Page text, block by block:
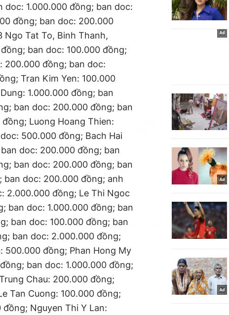
doc: 1.000.000 đồng; ban doc:
đồng; ban doc: 200.000
Ngo Tat To, Binh Thanh,
ban doc: 100.000 đồng;
200.000 đồng; ban doc:
Tran Kim Yen: 100.000
1.000.000 đồng; ban
ban doc: 200.000 đồng; ban
Luong Hoang Thien:
500.000 đồng; Bach Hai
doc: 200.000 đồng; ban
ban doc: 200.000 đồng; ban
ban doc: 200.000 đồng; anh
2.000.000 đồng; Le Thi Ngoc
ban doc: 1.000.000 đồng; ban
ban doc: 100.000 đồng; ban
ban doc: 2.000.000 đồng;
500.000 đồng; Phan Hong My
ban doc: 1.000.000 đồng;
Chau: 200.000 đồng;
Tan Cuong: 100.000 đồng;
Nguyen Thi Y Lan: